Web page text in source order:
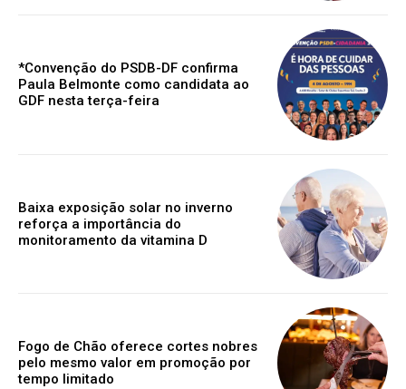
*Convenção do PSDB-DF confirma
Paula Belmonte como candidata ao
GDF nesta terça-feira
Baixa exposição solar no inverno
reforça a importância do
monitoramento da vitamina D
Fogo de Chão oferece cortes nobres
pelo mesmo valor em promoção por
tempo limitado